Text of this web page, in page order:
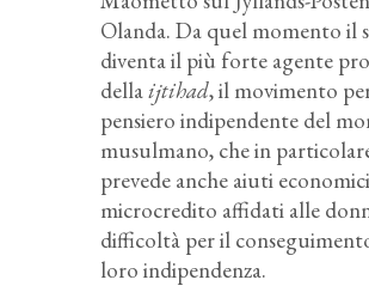
Olanda. Da quel momento il
diventa il più forte agente
dellaijtihad, il movimento
pensiero indipendente del
musulmano, che in
prevede anche aiuti
microcredito affidati alle
difficoltà per il
loro indipendenza.